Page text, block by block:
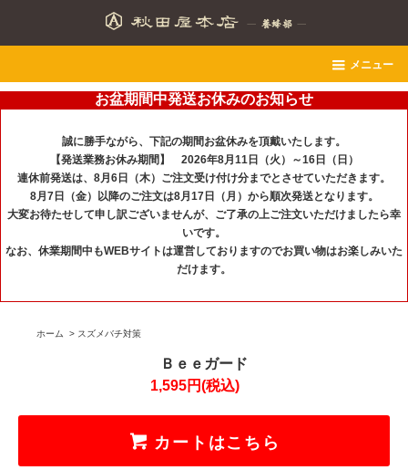
メニュー
お盆期間中発送お休みのお知らせ
誠に勝手ながら、下記の期間お盆休みを頂戴いたします。
【発送業務お休み期間】 2026年8月11日（火）～16日（日）
連休前発送は、8月6日（木）ご注文受け付け分までとさせていただきます。
8月7日（金）以降のご注文は8月17日（月）から順次発送となります。
大変お待たせして申し訳ございませんが、ご了承の上ご注文いただけましたら幸
いです。
なお、休業期間中もWEBサイトは運営しておりますのでお買い物はお楽しみいた
だけます。
ホーム > スズメバチ対策
Ｂｅｅガード
1,595円(税込)
カートはこちら